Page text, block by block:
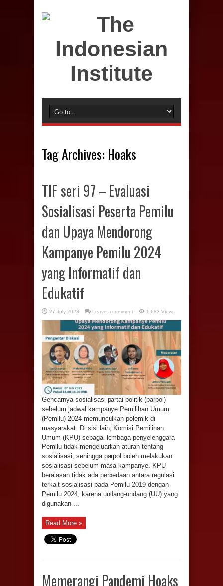
Tag Archives: Hoaks
TIF seri 97 – Evaluasi
Sosialisasi Peserta Pemilu
dan Upaya Mendorong
Kampanye Pemilu 2024
yang Informatif dan
Edukatif
27 July 2023 Leave a comment 1,683 Views
Gencarnya sosialisasi partai politik (parpol)
sebelum jadwal kampanye Pemilihan Umum
(Pemilu) 2024 memunculkan polemik di
masyarakat. Di sisi lain, Komisi Pemilihan
Umum (KPU) sebagai lembaga penyelenggara
Pemilu tidak mengeluarkan aturan tentang
sosialisasi, sehingga parpol boleh melakukan
sosialisasi sebelum masa kampanye. KPU
beralasan tidak ada perbedaan antara regulasi
terkait sosialisasi pada Pemilu 2019 dengan
Pemilu 2024, karena undang-undang (UU) yang
digunakan ...
Read More »
Memerangi Pandemi Hoaks